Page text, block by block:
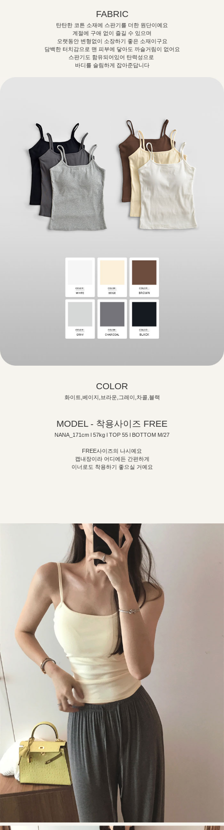
FABRIC
탄탄한 코튼 소재에 스판기를 더한 원단이예요
계절에 구애 없이 즐길 수 있으며
오랫동안 변형없이 소장하기 좋은 소재이구요
담백한 터치감으로 맨 피부에 닿아도 까슬거림이 없어요
스판기도 함유되어있어 탄력성으로
바디를 슬림하게 잡아준답니다
COLOR
화이트,베이지,브라운,그레이,차콜,블랙
MODEL - 착용사이즈 FREE
NANA_171cm l 57kg l TOP 55 l BOTTOM M/27
FREE사이즈의 나시예요
캡내장이라 어디에든 간편하게
이너로도 착용하기 좋으실 거예요